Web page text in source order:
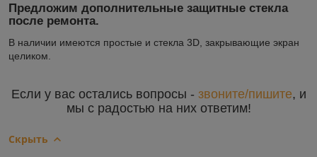
Предложим дополнительные защитные стекла
после ремонта.
В наличии имеются простые и стекла 3D, закрывающие экран
целиком.
Если у вас остались вопросы - звоните/пишите, и
мы с радостью на них ответим!
Скрыть